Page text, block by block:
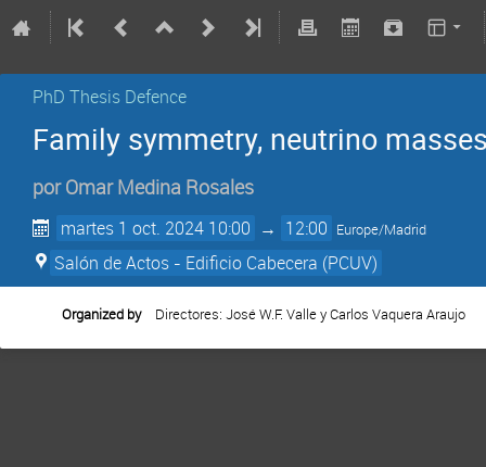
PhD Thesis Defence
Family symmetry, neutrino
porOmar Medina Rosales
martes 1 oct. 2024 10:00 → 12:00 Europe/Madrid
Salón de Actos - Edificio Cabecera (PCUV)
Organized by Directores: José W.F. Valle y Carlos Vaquera Araujo